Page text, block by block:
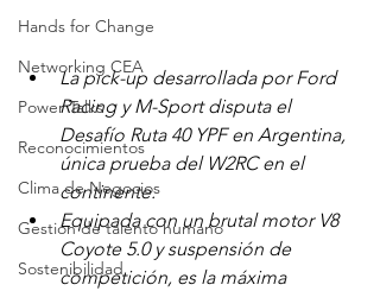
Hands for Change
Networking CEA
Power Talks
Reconocimientos
Clima de Negocios
Gestión de talento humano
Sostenibilidad
La pick-up desarrollada por Ford
Racing y M-Sport disputa el
Desafío Ruta 40 YPF en Argentina,
única prueba del W2RC en el
continente.
Equipada con un brutal motor V8
Coyote 5.0 y suspensión de
competición, es la máxima